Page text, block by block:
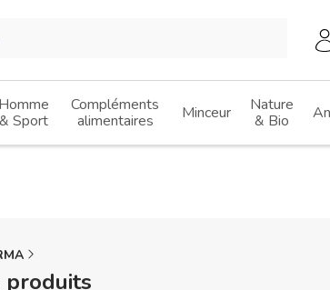
Homme
& Sport
Compléments
alimentaires
Minceur
Nature
& Bio